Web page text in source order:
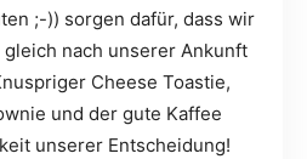
;-)) sorgen dafür, dass wir
nach unserer Ankunft
Cheese Toastie,
und der gute Kaffee
unserer Entscheidung!